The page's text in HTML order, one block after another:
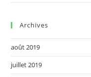
Archives
août 2019
juillet 2019